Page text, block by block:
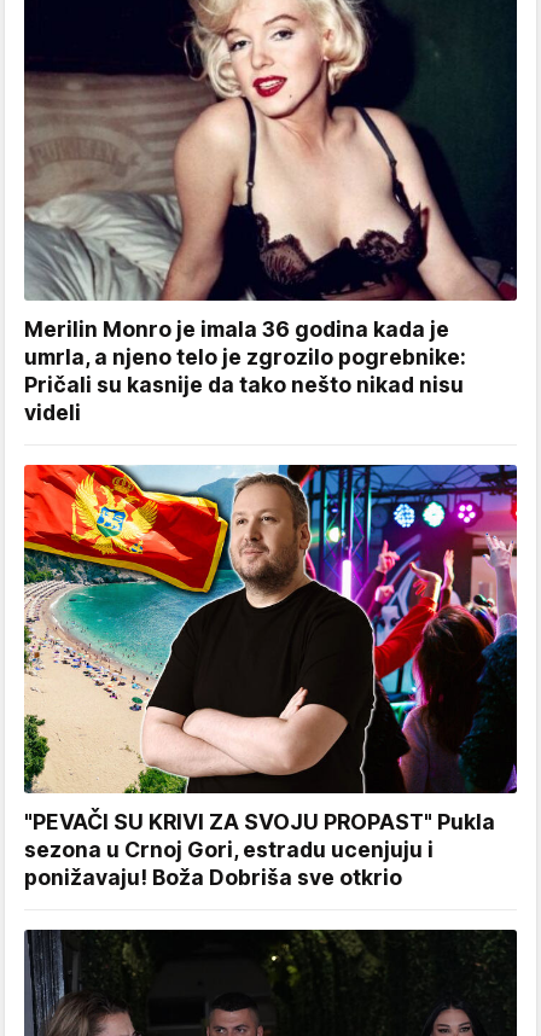
Merilin Monro je imala 36 godina kada je
umrla, a njeno telo je zgrozilo pogrebnike:
Pričali su kasnije da tako nešto nikad nisu
videli
"PEVAČI SU KRIVI ZA SVOJU PROPAST" Pukla
sezona u Crnoj Gori, estradu ucenjuju i
ponižavaju! Boža Dobriša sve otkrio